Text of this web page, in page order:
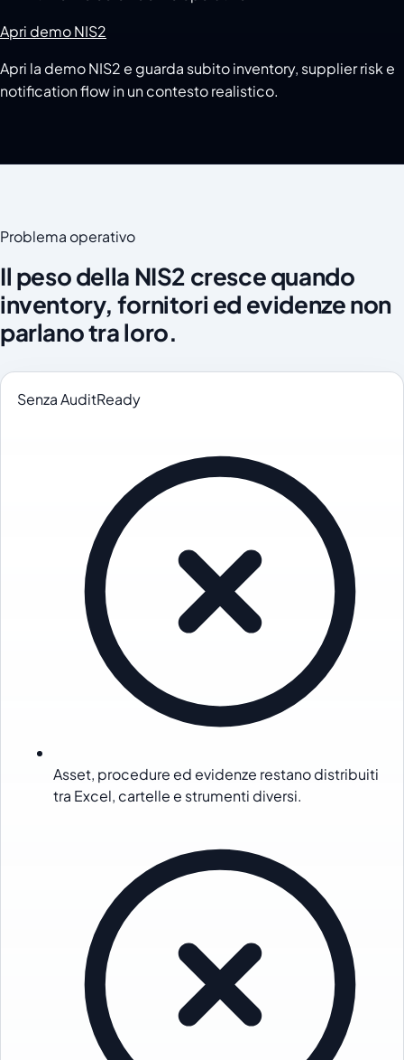
Apri demo NIS2
Apri la demo NIS2 e guarda subito inventory, supplier risk e
notification flow in un contesto realistico.
Problema operativo
Il peso della NIS2 cresce quando
inventory, fornitori ed evidenze non
parlano tra loro.
Senza AuditReady
Asset, procedure ed evidenze restano distribuiti
tra Excel, cartelle e strumenti diversi.